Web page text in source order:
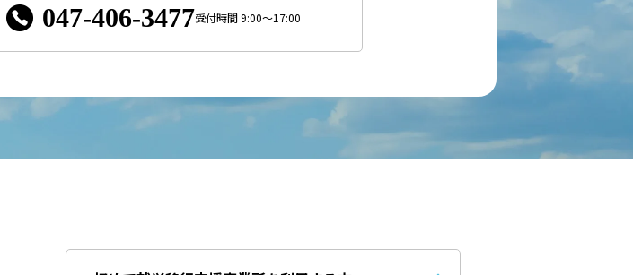
047-406-3477受付時間 9:00～17:00